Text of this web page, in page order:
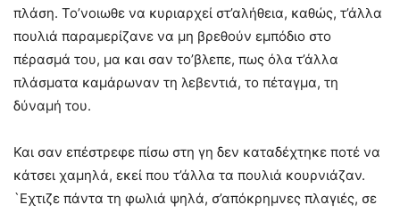
πλάση. Το’νοιωθε να κυριαρχεί στ’αλήθεια, καθώς, τ’άλλα
πουλιά παραμερίζανε να μη βρεθούν εμπόδιο στο
πέρασμά του, μα και σαν το’βλεπε, πως όλα τ’άλλα
πλάσματα καμάρωναν τη λεβεντιά, το πέταγμα, τη
δύναμή του.
Και σαν επέστρεφε πίσω στη γη δεν καταδέχτηκε ποτέ να
κάτσει χαμηλά, εκεί που τ’άλλα τα πουλιά κουρνιάζαν.
`Εχτιζε πάντα τη φωλιά ψηλά, σ’απόκρημνες πλαγιές, σε